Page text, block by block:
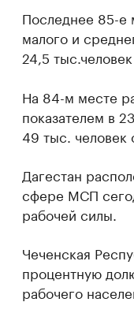
Последнее 85-е
малого и
24,5
На 84-м месте
показателем в
49 тыс. человек
Дагестан
сфере МСП
рабочей силы.
Чеченская
процентную
рабочего